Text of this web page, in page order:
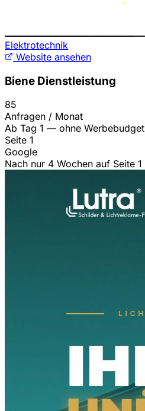
Elektrotechnik
Website ansehen
Biene Dienstleistung
85
Anfragen / Monat
Ab Tag 1 — ohne Werbebudget
Seite 1
Google
Nach nur 4 Wochen auf Seite 1